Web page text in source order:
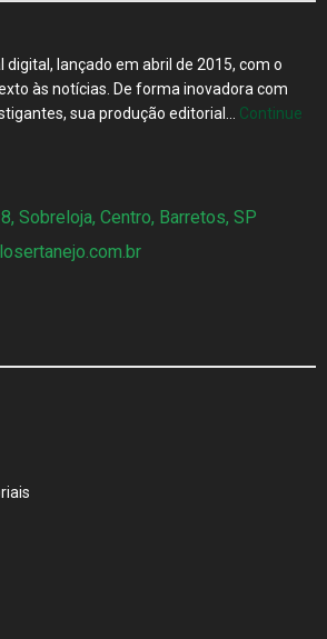
digital, lançado em abril de 2015, com o
às notícias. De forma inovadora com
sua produção editorial… Continue
Sobreloja, Centro, Barretos, SP